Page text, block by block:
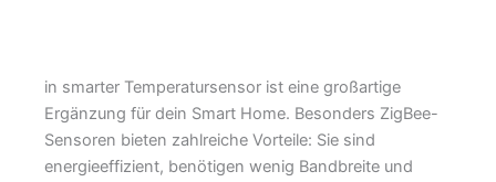
in smarter Temperatursensor ist eine großartige
Ergänzung für dein Smart Home. Besonders ZigBee-
Sensoren bieten zahlreiche Vorteile: Sie sind
energieeffizient, benötigen wenig Bandbreite und